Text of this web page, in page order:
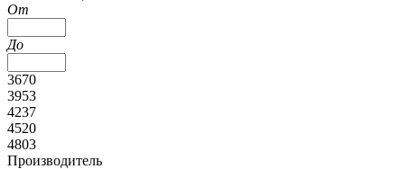
От
До
3670
3953
4237
4520
4803
Производитель